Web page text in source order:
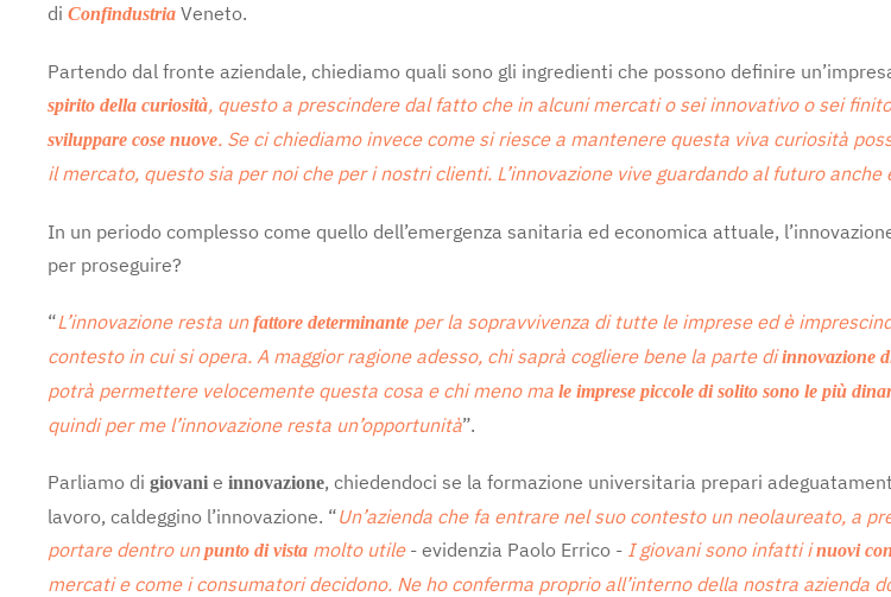
di Confindustria Veneto.
Partendo dal fronte aziendale, chiediamo quali sono gli ingredienti che possono definire
spirito della curiosità, questo a prescindere dal fatto che in alcuni mercati o sei innovativo o sei
sviluppare cose nuove. Se ci chiediamo invece come si riesce a mantenere questa viva curiosità
il mercato, questo sia per noi che per i nostri clienti. L’innovazione vive guardando al futuro
In un periodo complesso come quello dell’emergenza sanitaria ed economica attuale,
per proseguire?
“L’innovazione resta unfattore determinante per la sopravvivenza di tutte le imprese ed è
contesto in cui si opera. A maggior ragione adesso, chi saprà cogliere bene la parte diinnovazione
potrà permettere velocemente questa cosa e chi meno ma le imprese piccole di solito sono le più
quindi per me l’innovazione resta un’opportunità”.
Parliamo di giovani e innovazione, chiedendoci se la formazione universitaria prepari
lavoro, caldeggino l’innovazione. “Un’azienda che fa entrare nel suo contesto un neolaureato, a
portare dentro unpunto di vista molto utile - evidenzia Paolo Errico - I giovani sono infatti inuovi
mercati e come i consumatori decidono. Ne ho conferma proprio all’interno della nostra